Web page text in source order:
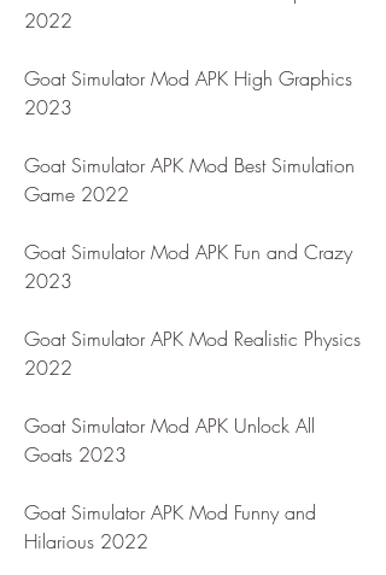
2022
Goat Simulator Mod APK High Graphics
2023
Goat Simulator APK Mod Best Simulation
Game 2022
Goat Simulator Mod APK Fun and Crazy
2023
Goat Simulator APK Mod Realistic Physics
2022
Goat Simulator Mod APK Unlock All
Goats 2023
Goat Simulator APK Mod Funny and
Hilarious 2022